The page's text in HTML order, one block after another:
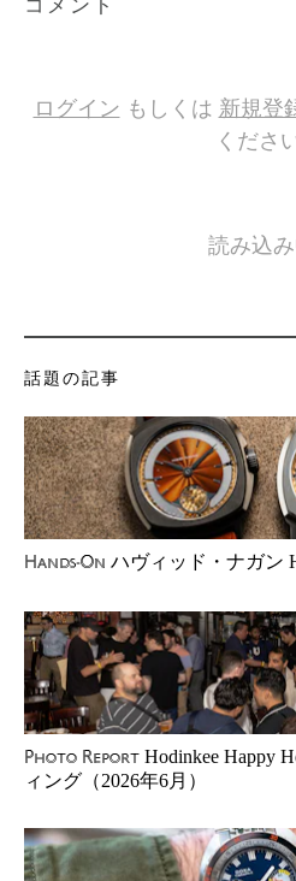
コメント
ログイン もしくは 新規登
くださ
読み込
話題の記事
Hands-On ハヴィッド・ナガン
Photo Report Hodinkee Happy
ィング（2026年6月）